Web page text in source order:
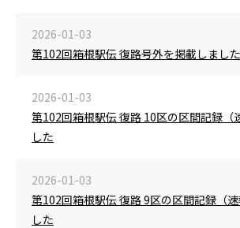
2026-01-03
第102回箱根駅伝 復路号外を掲載しました
2026-01-03
第102回箱根駅伝 復路 10区の区間記録（
した
2026-01-03
第102回箱根駅伝 復路 9区の区間記録（
した